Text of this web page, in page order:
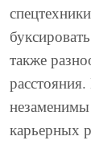
также
карьерных